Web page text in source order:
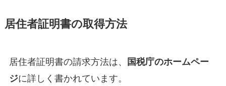
居住者証明書の取得方法
居住者証明書の請求方法は、 国税庁のホームペー
ジに詳しく書かれています。